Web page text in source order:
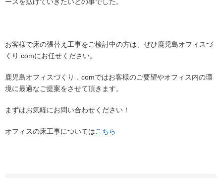
お客様で床の張替え工事をご検討中の方は、ぜひ鹿児島オフィスづ
くり.comにお任せください。
鹿児島オフィスづくり．comではお客様のご要望やオフィス内の環
境に最適なご提案をさせて頂きます。
まずはお気軽にお問い合わせください！
オフィスの床工事についてはこちら